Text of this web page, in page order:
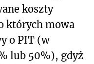
koszty
których mowa
o PIT (w
lub 50%), gdyż